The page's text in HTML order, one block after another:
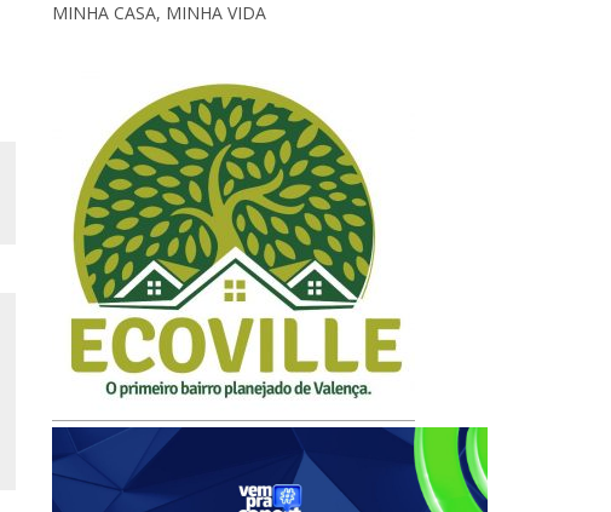
MINHA CASA, MINHA VIDA